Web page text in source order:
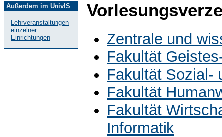
Außerdem im UnivIS
Lehrveranstaltungen
einzelner
Einrichtungen
Zentrale und
Fakultät
Fakultät Sozial-
Fakultät
Fakultät
Informatik